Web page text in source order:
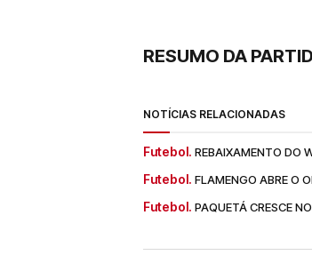
RESUMO DA
NOTÍCIAS RELACIONADAS
Futebol. REBAIXAMENTO DO
Futebol. FLAMENGO ABRE O
Futebol. PAQUETÁ CRESCE